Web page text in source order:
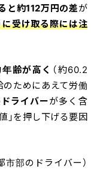
と約112万円の差が
受け取る際には注
齢が高く （約60.2
のためにあえて労働
ライバーが多く含
」を押し下げる要因
部のドライバー）